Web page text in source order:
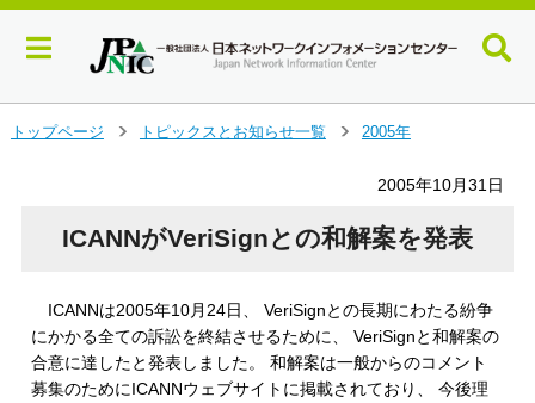
トップページ
トピックスとお知らせ一覧
2005年
2005年10月31日
ICANNがVeriSignとの和解案を発表
ICANNは2005年10月24日、 VeriSignとの長期にわたる紛争
にかかる全ての訴訟を終結させるために、 VeriSignと和解案の
合意に達したと発表しました。 和解案は一般からのコメント
募集のためにICANNウェブサイトに掲載されており、 今後理